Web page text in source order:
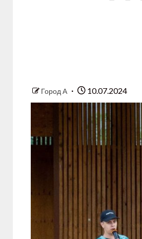
Город А 10.07.2024